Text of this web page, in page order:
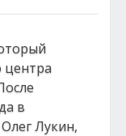
центра
в
Лукин,